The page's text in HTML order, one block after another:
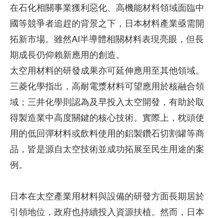
在石化相關事業獲利惡化、高機能材料領域面臨中
國等競爭者追趕的背景之下，日本材料產業亟需開
拓新市場。雖然AI半導體相關材料表現亮眼，但長
期成長仍仰賴新應用的創造。
太空用材料的研發成果亦可延伸應用至其他領域。
三菱化學指出，高耐電漿材料可望應用於核融合領
域；三井化學則認為及早投入太空開發，有助於取
得製造業中高度關鍵的核心技術。實際上，枕頭使
用的低回彈材料或飲料使用的鋁製鑽石切割罐等商
品，皆是源自太空技術並成功拓展至民生用途的案
例。
日本在太空產業用材料與設備的研發方面長期居於
引領地位，政府也持續投入資源扶植。然而，日本